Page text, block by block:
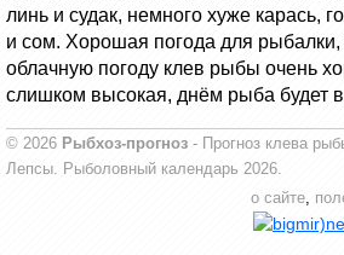
линь и судак, немного хуже карась,
и сом. Хорошая погода для
облачную погоду клев рыбы очень
слишком высокая, днём рыба будет
© 2026 Рыбхоз-прогноз - Прогноз клева
Лепсы. Рыболовный календарь 2026.
о сайте